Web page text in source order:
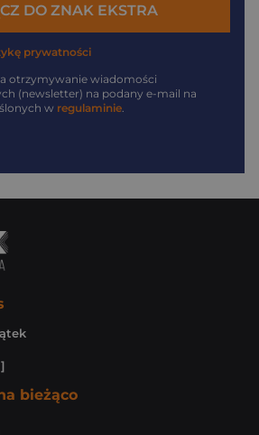
DO ZNAK EKSTRA
prywatności
otrzymywanie wiadomości
(newsletter) na podany e-mail na
w regulaminie
bieżąco